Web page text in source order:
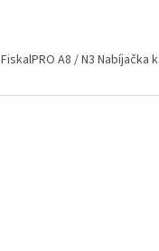
A8 / N3 Nabíjačka